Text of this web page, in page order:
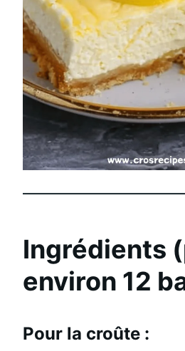
Ingrédients
environ 12
Pour la croûte :